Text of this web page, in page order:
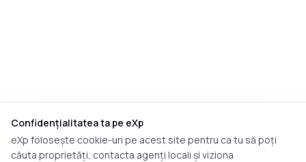
Confidențialitatea ta pe eXp
eXp folosește cookie-uri pe acest site pentru ca tu să poți
căuta proprietăți, contacta agenți locali și viziona